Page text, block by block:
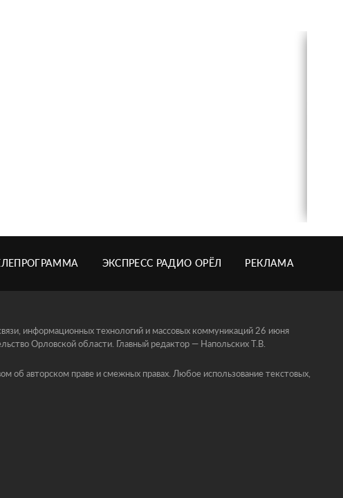
ЭКСПРЕСС РАДИО ОРЁЛ РЕКЛАМА
информационных технологий и массовых коммуникаций 26 июня
Орловской области. Главный редактор — Напольских Т.В.
об авторском праве и смежных правах. Любое использование текстовых,